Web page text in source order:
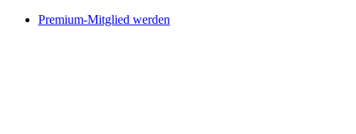
Premium-Mitglied werden